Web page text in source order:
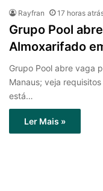
Rayfran 17 horas
Grupo Pool
Almoxarifado
Grupo Pool abre vaga
Manaus; veja
está…
Ler Mais »